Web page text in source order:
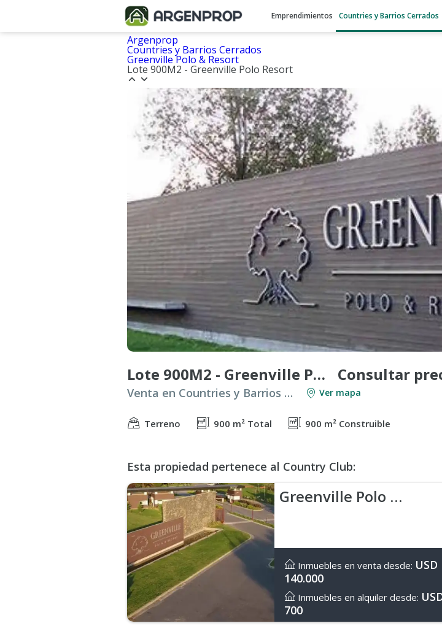
Emprendimientos Countries y Barrios Cerrados
Argenprop
Countries y Barrios Cerrados
Greenville Polo & Resort
Lote 900M2 - Greenville Polo Resort
Lote 900M2 - Greenville Polo Resort Consultar
Venta en Countries y Barrios Cerrados en Berazategui Ver mapa
Terreno 900 m² Total 900 m² Construible
Esta propiedad pertenece al Country Club:
Greenville Polo & Resort
Inmuebles en venta desde: USD
140.000
Inmuebles en alquiler desde:
700